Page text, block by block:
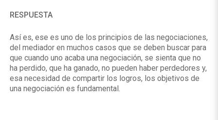
RESPUESTA
Así es, ese es uno de los principios de las negociaciones,
del mediador en muchos casos que se deben buscar para
que cuando uno acaba una negociación, se sienta que no
ha perdido, que ha ganado, no pueden haber perdedores y,
esa necesidad de compartir los logros, los objetivos de
una negociación es fundamental.